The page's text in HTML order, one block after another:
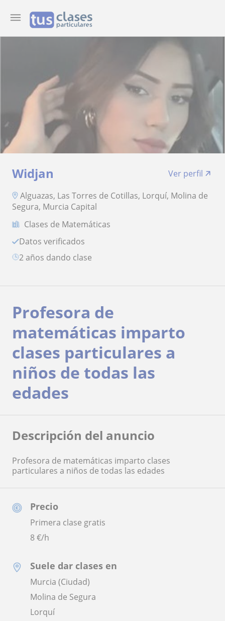
Widjan
Ver perfil
Alguazas, Las Torres de Cotillas, Lorquí, Molina de
Segura, Murcia Capital
Clases de Matemáticas
Datos verificados
2 años dando clase
Precio
Primera clase gratis
8€/h
Suele dar clases en
Murcia (Ciudad)
Molina de Segura
Lorquí
Profesora de
matemáticas imparto
clases particulares a
niños de todas las
edades
Descripción del anuncio
Profesora de matemáticas imparto clases
particulares a niños de todas las edades